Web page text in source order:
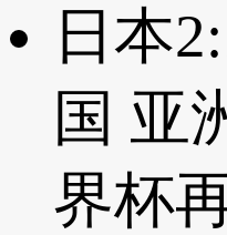
日本
国 亚
界杯